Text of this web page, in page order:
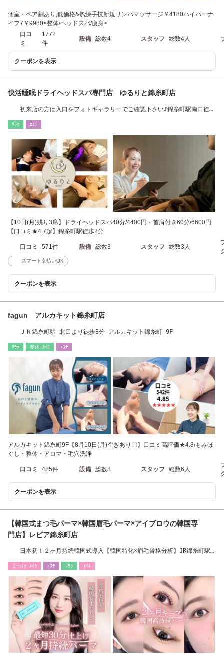
個室・ペア割あり,低価格&熟練手技新規リンパマッサージ￥4180ハイパーナ
イフ7￥9980<整体/ヘッドスパ/痩身>
口コ
ミ
1772
件
設備 総数4 スタッフ 総数4人
クーポンを表示
快活睡眠ドライヘッドスパ専門店 ゆるりと錦糸町店
初来店の方は入口をフォトギャラリーでご確認下さい♪錦糸町駅南口徒歩
ﾘﾗｸ ｴｽﾃ
【10日(月)残り3席】ドライヘッドスパ40分/4400円・首肩付き60分/6600円
【口コミ★4.7超】錦糸町駅徒歩2分
口コミ 571件 設備 総数3 スタッフ 総数3人
スマート支払いOK
クーポンを表示
fagun アルカキット錦糸町店
ＪＲ錦糸町駅 北口より徒歩3分 アルカキット錦糸町 9F
ﾘﾗｸ 整体･ｶｲﾛ ｴｽﾃ
アルカキット錦糸町9F【8月10日(月)空きあり〇】口コミ高評価★4.8/もみほ
ぐし・整体・アロマ・毛穴洗浄
口コミ 485件 設備 総数8 スタッフ 総数6人
クーポンを表示
【韓国式まつ毛パーマ×韓国眉毛パーマ×アイブロウの韓国専
門店】レピア錦糸町店
日本初！２ヶ月持続韓国式導入【韓国特化×眉毛骨格分析】JR錦糸町駅
まつげ･ﾒｲｸ ｴｽﾃ ﾘﾗｸ ﾈｲﾙ